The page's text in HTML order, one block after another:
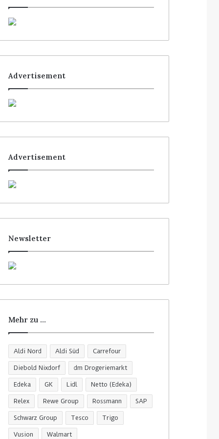
Advertisement
Advertisement
Newsletter
Mehr zu …
Aldi Nord Aldi Süd Carrefour
Diebold Nixdorf dm Drogeriemarkt
Edeka GK Lidl Netto (Edeka)
Relex Rewe Group Rossmann SAP
Schwarz Group Tesco Trigo
Vusion Walmart